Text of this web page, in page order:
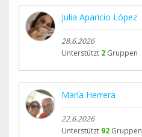
Julia Aparicio López
28.6.2026
Unterstützt 2 Gruppen
María Herrera
22.6.2026
Unterstützt 92 Gruppen